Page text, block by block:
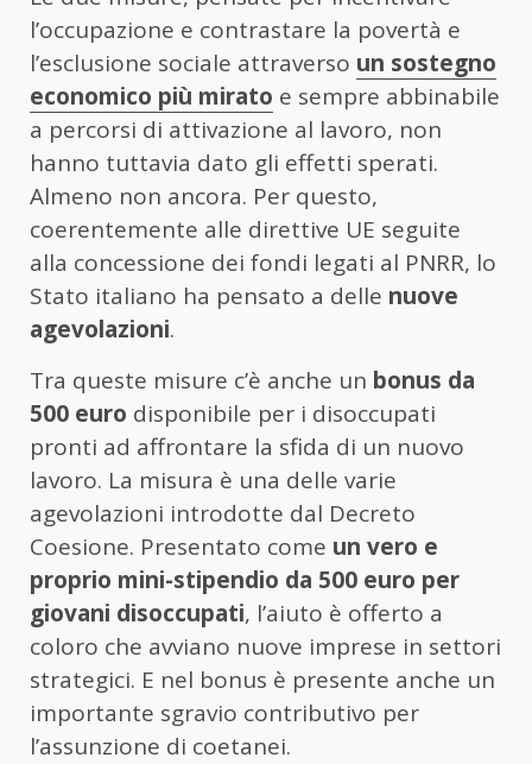
l’occupazione e contrastare la povertà e
l’esclusione sociale attraverso un sostegno
economico più mirato e sempre abbinabile
a percorsi di attivazione al lavoro, non
hanno tuttavia dato gli effetti sperati.
Almeno non ancora. Per questo,
coerentemente alle direttive UE seguite
alla concessione dei fondi legati al PNRR, lo
Stato italiano ha pensato a delle nuove
agevolazioni.
Tra queste misure c’è anche un bonus da
500 euro disponibile per i disoccupati
pronti ad affrontare la sfida di un nuovo
lavoro. La misura è una delle varie
agevolazioni introdotte dal Decreto
Coesione. Presentato come un vero e
proprio mini-stipendio da 500 euro per
giovani disoccupati, l’aiuto è offerto a
coloro che avviano nuove imprese in settori
strategici. E nel bonus è presente anche un
importante sgravio contributivo per
l’assunzione di coetanei.